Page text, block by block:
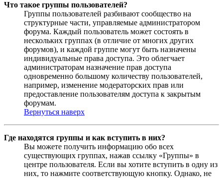
Что такое группы пользователей?
Группы пользователей разбивают сообщество на
структурные части, управляемые администратором
форума. Каждый пользователь может состоять в
нескольких группах (в отличие от многих других
форумов), и каждой группе могут быть назначены
индивидуальные права доступа. Это облегчает
администраторам назначение прав доступа
одновременно большому количеству пользователей,
например, изменение модераторских прав или
предоставление пользователям доступа к закрытым
форумам.
Вернуться наверх
Где находятся группы и как вступить в них?
Вы можете получить информацию обо всех
существующих группах, нажав ссылку «Группы» в
центре пользователя. Если вы хотите вступить в одну из
них, то нажмите соответствующую кнопку. Однако, не